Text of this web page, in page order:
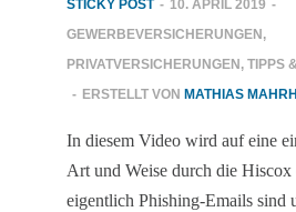
STICKY POST - 10. APRIL 2019 -
GEWERBEVERSICHERUNGEN ,
PRIVATVERSICHERUNGEN , TIPPS
- ERSTELLT VON MATHIAS
In diesem Video wird auf eine
Art und Weise durch die Hiscox
eigentlich Phishing-Emails sind